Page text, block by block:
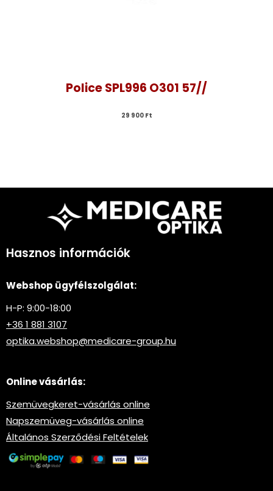
Police SPL996 O301 57//
29 900 Ft
Hasznos információk
Webshop ügyfélszolgálat:
H-P: 9:00-18:00
+36 1 881 3107
optika.webshop@medicare-group.hu
Online vásárlás:
Szemüvegkeret-vásárlás online
Napszemüveg-vásárlás online
Általános Szerződési Feltételek